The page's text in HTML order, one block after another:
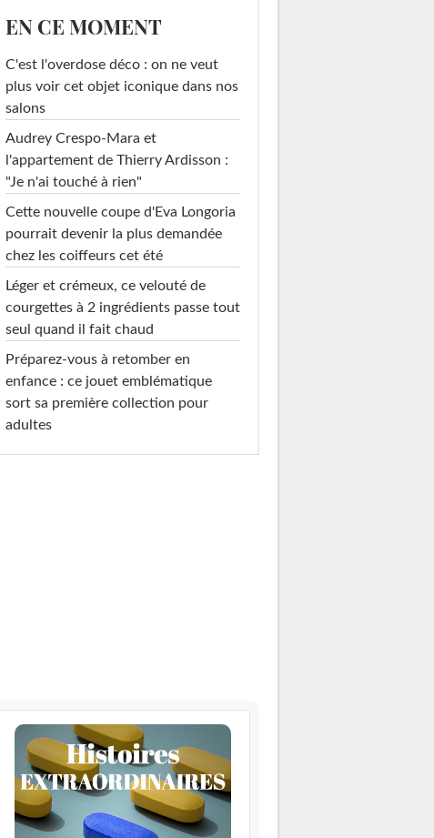
EN CE MOMENT
C'est l'overdose déco : on ne veut
plus voir cet objet iconique dans nos
salons
Audrey Crespo-Mara et
l'appartement de Thierry Ardisson :
"Je n'ai touché à rien"
Cette nouvelle coupe d'Eva Longoria
pourrait devenir la plus demandée
chez les coiffeurs cet été
Léger et crémeux, ce velouté de
courgettes à 2 ingrédients passe tout
seul quand il fait chaud
Préparez-vous à retomber en
enfance : ce jouet emblématique
sort sa première collection pour
adultes